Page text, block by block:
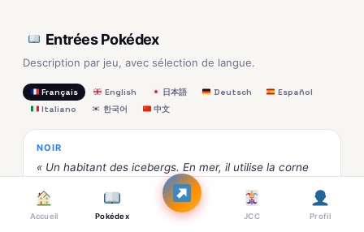
Entrées Pokédex
Description par jeu, avec sélection de langue.
Français English 日本語 Deutsch
Español
Italiano
한국어 中文
NOIR
« Un habitant des icebergs. En mer, il utilise la corne
sur sa tête pour briser la banquise. »
Accueil Pokédex JCC Profil